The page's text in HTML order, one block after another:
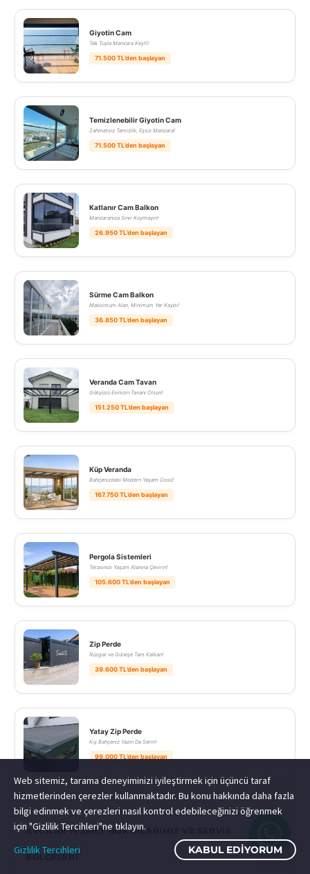
Giyotin Cam
Tek Tuşla Manzara Keyfi!
71.500 TL’den başlayan
Temizlenebilir Giyotin Cam
Zahmetsiz Temizlik, Eşsiz Manzara!
71.500 TL’den başlayan
Katlanır Cam Balkon
Manzaranıza Sınır Koymayın!
26.950 TL’den başlayan
Sürme Cam Balkon
Maksimum Alan, Minimum Yer Kaybı!
36.850 TL’den başlayan
Veranda Cam Tavan
Gökyüzü Evinizin Tavanı Olsun!
151.250 TL’den başlayan
Küp Veranda
Bahçenizdeki Modern Yaşam Üssü!
167.750 TL’den başlayan
Pergola Sistemleri
Terasınızı Yaşam Alanına Çevirin!
105.600 TL’den başlayan
Zip Perde
Rüzgar ve Güneşe Tam Kalkan!
39.600 TL’den başlayan
Yatay Zip Perde
Kış Bahçeniz Yazın Da Serin!
99.000 TL’den başlayan
AVCILAR HIZMET NOKTALARIMIZ VE SERVIS
Web sitemiz, tarama deneyiminizi iyileştirmek için üçüncü taraf
hizmetlerinden çerezler kullanmaktadır. Bu konu hakkında daha fazla
bilgi edinmek ve çerezleri nasıl kontrol edebileceğinizi öğrenmek
için "Gizlilik Tercihleri"ne tıklayın.
Gizlilik Tercihleri
KABUL EDIYORUM